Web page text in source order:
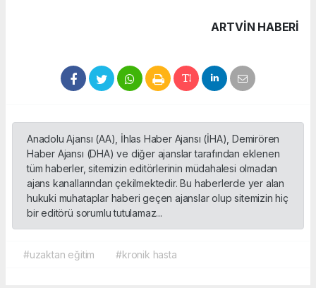
ARTVIN HABERİ
Anadolu Ajansı (AA), İhlas Haber Ajansı (İHA), Demirören
Haber Ajansı (DHA) ve diğer ajanslar tarafından eklenen
tüm haberler, sitemizin editörlerinin müdahalesi olmadan
ajans kanallarından çekilmektedir. Bu haberlerde yer alan
hukuki muhataplar haberi geçen ajanslar olup sitemizin hiç
bir editörü sorumlu tutulamaz...
#uzaktan eğitim #kronik hasta